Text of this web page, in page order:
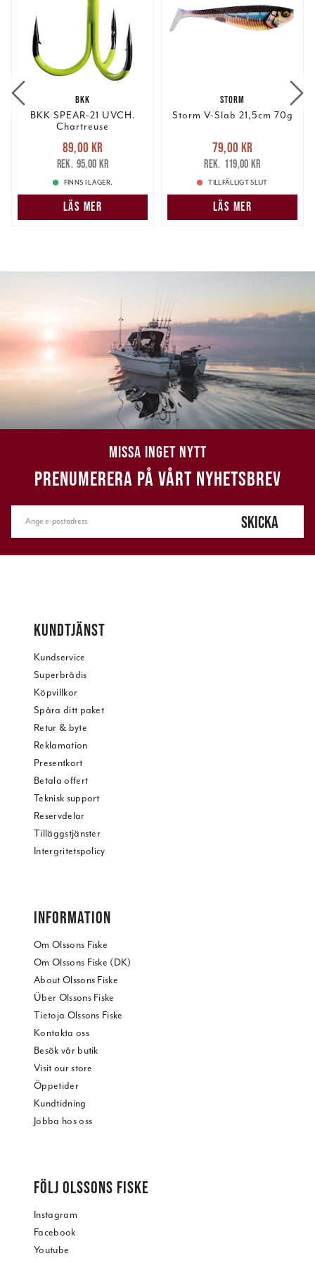
BKK
BKK SPEAR-21 UVCH.
Chartreuse
Nuvarande pris
89,00 krTidigare pris
95,00 kr
89,00 kr
95,00 kr
FINNS I LAGER.
LÄS MER
STORM
Storm V-Slab 21,5cm 70g
Nuvarande pris
79,00 krTidigare pris
119,00 kr
79,00 kr
119,00 kr
TILLFÄLLIGT SLUT
LÄS MER
MISSA INGET NYTT
PRENUMERERA PÅ VÅRT NYHETSBREV
SKICKA
KUNDTJÄNST
Kundservice
Superbrådis
Köpvillkor
Spåra ditt paket
Retur & byte
Reklamation
Presentkort
Betala offert
Teknisk support
Reservdelar
Tilläggstjänster
Intergritetspolicy
INFORMATION
Om Olssons Fiske
Om Olssons Fiske (DK)
About Olssons Fiske
Über Olssons Fiske
Tietoja Olssons Fiske
Kontakta oss
Besök vår butik
Visit our store
Öppetider
Kundtidning
Jobba hos oss
FÖLJ OLSSONS FISKE
Instagram
Facebook
Youtube